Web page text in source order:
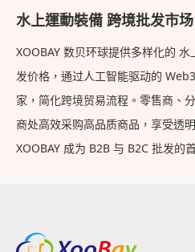
水上運動裝備 跨境批发市场
XOOBAY 数贝环球提供多样化的
发价格，通过人工智能驱动的
家，简化跨境贸易流程。零售商、
商处高效采购高品质商品，享受透
XOOBAY 成为 B2B 与 B2C 批发的